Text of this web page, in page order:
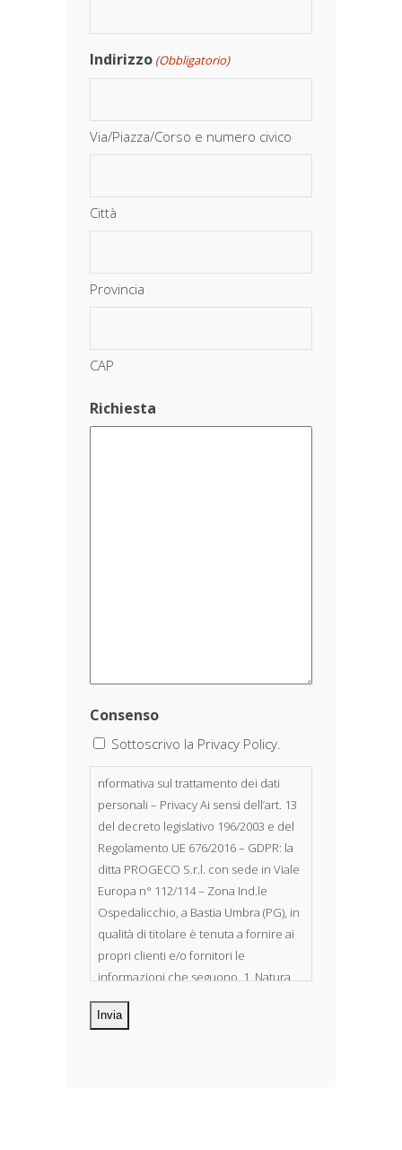
Indirizzo (Obbligatorio)
Via/Piazza/Corso e numero civico
Città
Provincia
CAP
Richiesta
Consenso
Sottoscrivo la Privacy Policy.
nformativa sul trattamento dei dati
personali – Privacy Ai sensi dell’art. 13
del decreto legislativo 196/2003 e del
Regolamento UE 676/2016 – GDPR: la
ditta PROGECO S.r.l. con sede in Viale
Europa n° 112/114 – Zona Ind.le
Ospedalicchio, a Bastia Umbra (PG), in
qualità di titolare è tenuta a fornire ai
propri clienti e/o fornitori le
informazioni che seguono. 1. Natura
dei dati personali Costituiscono
oggetto di trattamento i Suoi dati